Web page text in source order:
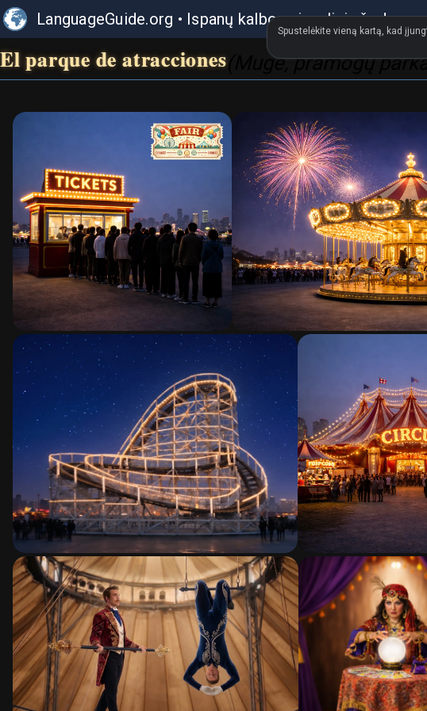
LanguageGuide.org • Ispanų kalbos vizualinis žodynas
El parque de atracciones(Mugė, pramogų
Spustelėkite vieną kartą, kad